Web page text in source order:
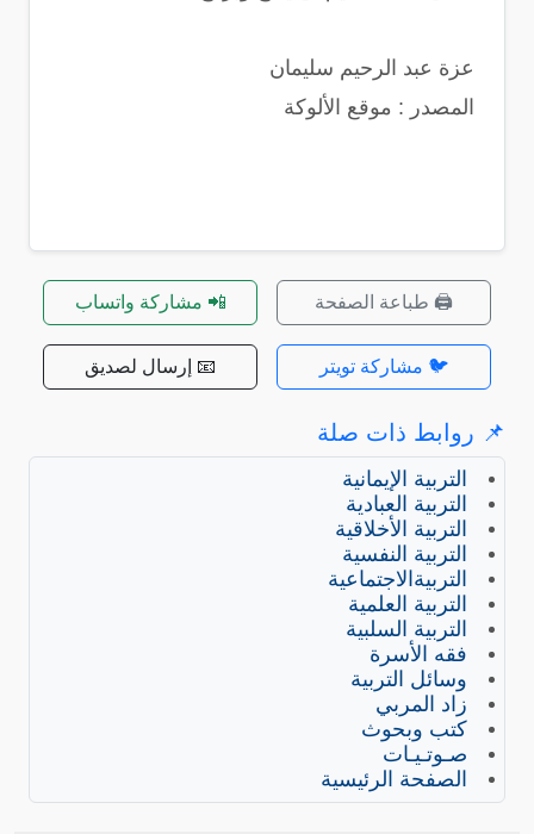
عزة عبد الرحيم سليمان
المصدر : موقع الألوكة
🖨️ طباعة الصفحة 📲 مشاركة واتساب
🐦 مشاركة تويتر 📧 إرسال لصديق
📌 روابط ذات صلة
التربية الإيمانية
التربية العبادية
التربية الأخلاقية
التربية النفسية
التربيةالاجتماعية
التربية العلمية
التربية السلبية
فقه الأسرة
وسائل التربية
زاد المربي
كتب وبحوث
صـوتـيـات
الصفحة الرئيسية